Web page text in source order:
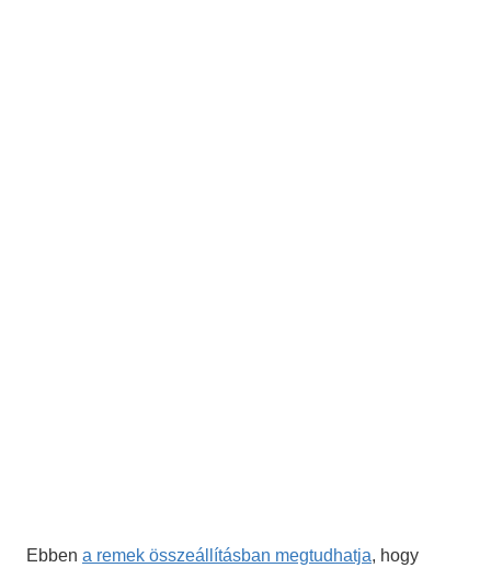
Ebben a remek összeállításban megtudhatja, hogy